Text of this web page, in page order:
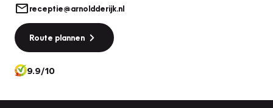
receptie@arnoldderijk.nl
Route plannen
9.9/10